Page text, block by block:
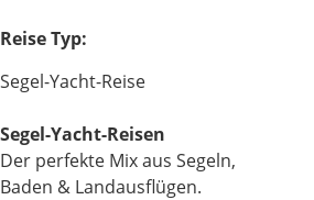
Reise Typ:
Segel-Yacht-Reise
Segel-Yacht-Reisen
Der perfekte Mix aus Segeln,
Baden & Landausflügen.